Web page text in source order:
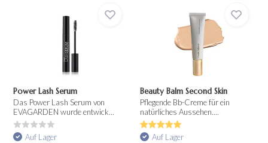
Power Lash Serum
Das Power Lash Serum von
EVAGARDEN wurde entwick...
Auf Lager
Beauty Balm Second Skin
Pflegende Bb-Creme für ein
natürliches Aussehen....
Auf Lager